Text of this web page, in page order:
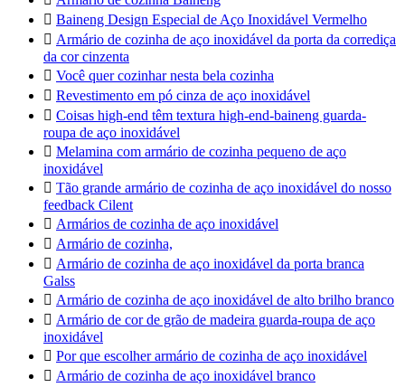
 Baineng Design Especial de Aço Inoxidável Vermelho
 Armário de cozinha de aço inoxidável da porta da corrediça
da cor cinzenta
 Você quer cozinhar nesta bela cozinha
 Revestimento em pó cinza de aço inoxidável
 Coisas high-end têm textura high-end-baineng guarda-
roupa de aço inoxidável
 Melamina com armário de cozinha pequeno de aço
inoxidável
 Tão grande armário de cozinha de aço inoxidável do nosso
feedback Cilent
 Armários de cozinha de aço inoxidável
 Armário de cozinha,
 Armário de cozinha de aço inoxidável da porta branca
Galss
 Armário de cozinha de aço inoxidável de alto brilho branco
 Armário de cor de grão de madeira guarda-roupa de aço
inoxidável
 Por que escolher armário de cozinha de aço inoxidável
 Armário de cozinha de aço inoxidável branco